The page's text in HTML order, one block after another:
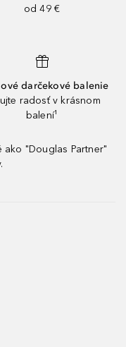
od 49 €
darčekové balenie
radosť v krásnom
balení¹
"Douglas Partner"